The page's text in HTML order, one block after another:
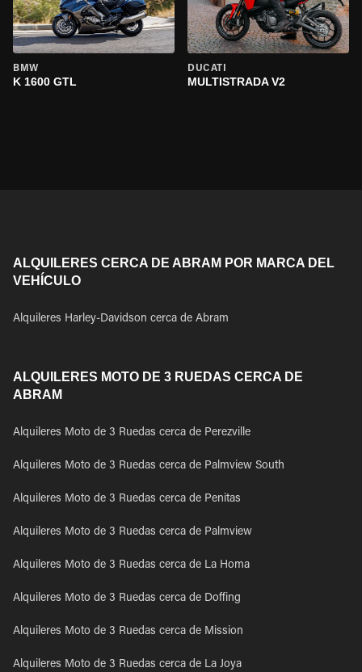
BMW
K 1600 GTL
DUCATI
MULTISTRADA V2
ALQUILERES CERCA DE ABRAM POR MARCA DEL
VEHÍCULO
Alquileres Harley-Davidson cerca de Abram
ALQUILERES MOTO DE 3 RUEDAS CERCA DE
ABRAM
Alquileres Moto de 3 Ruedas cerca de Perezville
Alquileres Moto de 3 Ruedas cerca de Palmview South
Alquileres Moto de 3 Ruedas cerca de Penitas
Alquileres Moto de 3 Ruedas cerca de Palmview
Alquileres Moto de 3 Ruedas cerca de La Homa
Alquileres Moto de 3 Ruedas cerca de Doffing
Alquileres Moto de 3 Ruedas cerca de Mission
Alquileres Moto de 3 Ruedas cerca de La Joya